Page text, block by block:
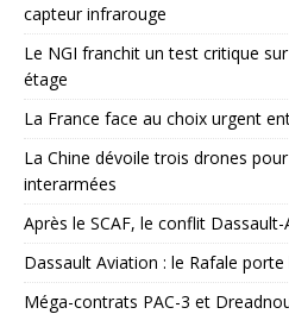
capteur infrarouge
Le NGI franchit un test critique
étage
La France face au choix urgent
La Chine dévoile trois drones
interarmées
Après le SCAF, le conflit
Dassault Aviation : le Rafale
Méga-contrats PAC-3 et